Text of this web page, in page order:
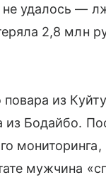
удалось —
2,8 млн
из
из Бодайбо.
мужчина